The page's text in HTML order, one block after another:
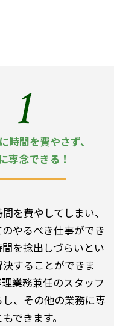
1
時間を費やさず、
専念できる！
を費やしてしまい、
やるべき仕事ができ
を捻出しづらいとい
することができま
業務兼任のスタッフ
、その他の業務に専
できます。